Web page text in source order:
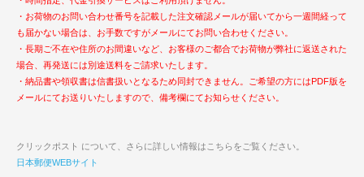
・お荷物のお問い合わせ番号を記載した注文確認メールが届いてから一週間経って
も届かない場合は、お手数ですがメールにてお問い合わせください。
・長期ご不在や住所のお間違いなど、お客様のご都合でお荷物が弊社に返送された
場合、再発送には別途送料をご請求いたします。
・納品書や領収書は信書扱いとなるため同封できません。ご希望の方にはPDF版を
メールにてお送りいたしますので、備考欄にてお知らせください。
クリックポスト について、さらに詳しい情報はこちらをご覧ください。
日本郵便WEBサイト